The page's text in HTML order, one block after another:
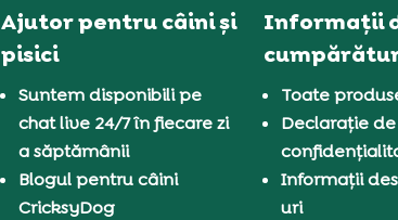
Ajutor pentru câini și
pisici
Suntem disponibili pe
chat live 24/7 în fiecare zi
a săptămânii
Blogul pentru câini
CricksyDog
Informații
Toate
Declarație de
Informații
uri